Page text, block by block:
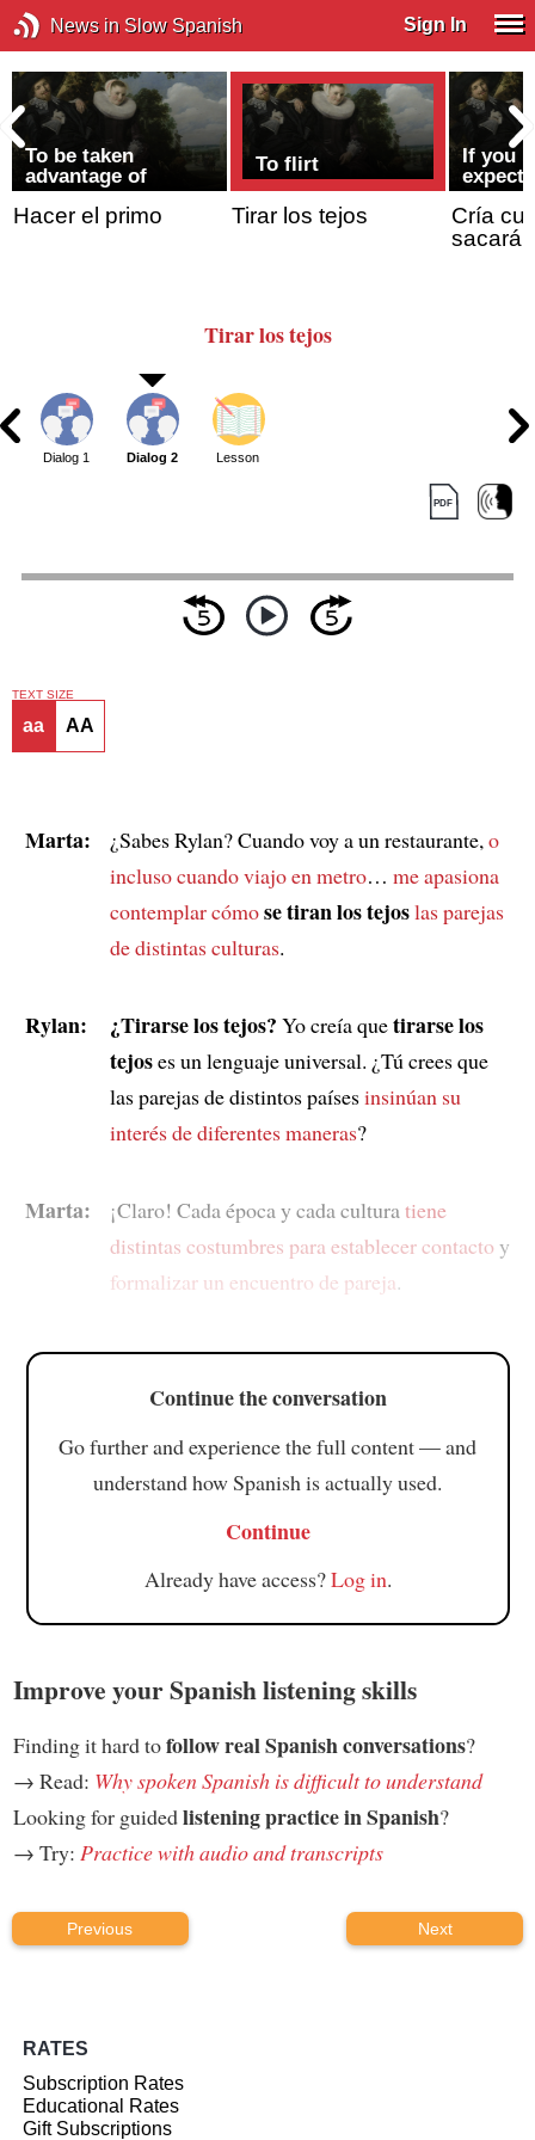
News in Slow Spanish Sign In
To be taken
advantage of
Hacer el primo
To flirt
Tirar los tejos
If you
expect
Cría
Tirar los tejos
Dialog 1 Dialog 2 Lesson
TEXT SIZE
aa AA
Marta: ¿Sabes Rylan? Cuando voy a un restaurante, o
incluso cuando viajo en metro… me apasiona
contemplar cómose tiran los tejoslas parejas
de distintas culturas.
Rylan: ¿Tirarse los tejos? Yo creía quetirarse los
tejoses un lenguaje universal. ¿Tú crees que
las parejas de distintos paísesinsinúan su
interés de diferentes maneras?
Marta: ¡Claro! Cada época y cada cultura tiene
distintas costumbres para establecer contacto y
formalizar un encuentro de pareja.
Continue the conversation
Go further and experience the full content — and
understand how Spanish is actually used.
Continue
Already have access?Log in.
Improve your Spanish listening skills
Finding it hard tofollow real Spanish conversations?
→ Read: Why spoken Spanish is difficult to understand
Looking for guidedlistening practice in Spanish?
→ Try: Practice with audio and transcripts
Previous Next
RATES
Subscription Rates
Educational Rates
Gift Subscriptions